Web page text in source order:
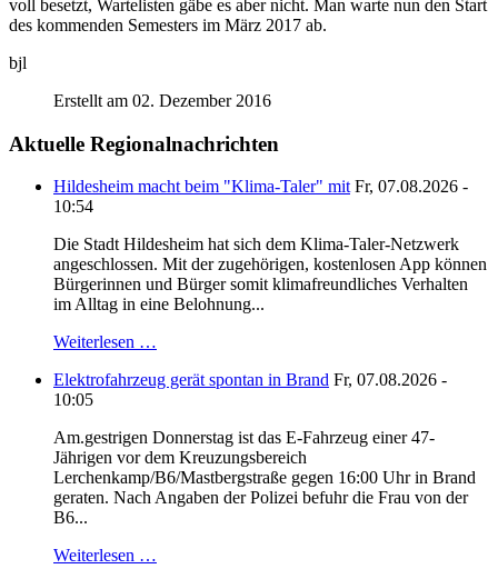
voll besetzt, Wartelisten gäbe es aber nicht. Man warte nun den Start
des kommenden Semesters im März 2017 ab.
bjl
Erstellt am 02. Dezember 2016
Aktuelle Regionalnachrichten
Hildesheim macht beim "Klima-Taler" mit Fr, 07.08.2026 -
10:54
Die Stadt Hildesheim hat sich dem Klima-Taler-Netzwerk
angeschlossen. Mit der zugehörigen, kostenlosen App können
Bürgerinnen und Bürger somit klimafreundliches Verhalten
im Alltag in eine Belohnung...
Weiterlesen …
Elektrofahrzeug gerät spontan in Brand Fr, 07.08.2026 -
10:05
Am.gestrigen Donnerstag ist das E-Fahrzeug einer 47-
Jährigen vor dem Kreuzungsbereich
Lerchenkamp/B6/Mastbergstraße gegen 16:00 Uhr in Brand
geraten. Nach Angaben der Polizei befuhr die Frau von der
B6...
Weiterlesen …